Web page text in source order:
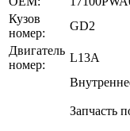
Кузов
номер:
GD2
Двигатель
номер:
L13A
Запчасть